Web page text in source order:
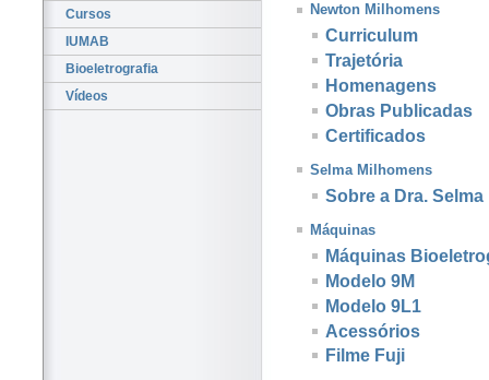
Cursos
IUMAB
Bioeletrografia
Vídeos
Newton Milhomens
Curriculum
Trajetória
Homenagens
Obras Publicadas
Certificados
Selma Milhomens
Sobre a Dra. Selma
Máquinas
Máquinas
Modelo 9M
Modelo 9L1
Acessórios
Filme Fuji